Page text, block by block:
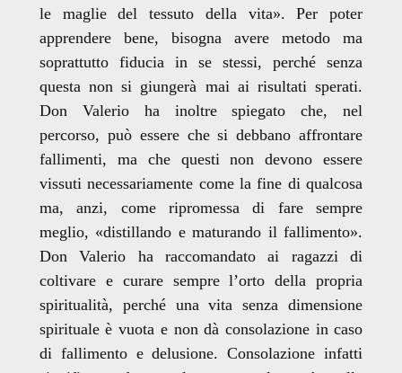
le maglie del tessuto della vita». Per poter
apprendere bene, bisogna avere metodo ma
soprattutto fiducia in se stessi, perché senza
questa non si giungerà mai ai risultati sperati.
Don Valerio ha inoltre spiegato che, nel
percorso, può essere che si debbano affrontare
fallimenti, ma che questi non devono essere
vissuti necessariamente come la fine di qualcosa
ma, anzi, come ripromessa di fare sempre
meglio, «distillando e maturando il fallimento».
Don Valerio ha raccomandato ai ragazzi di
coltivare e curare sempre l’orto della propria
spiritualità, perché una vita senza dimensione
spirituale è vuota e non dà consolazione in caso
di fallimento e delusione. Consolazione infatti